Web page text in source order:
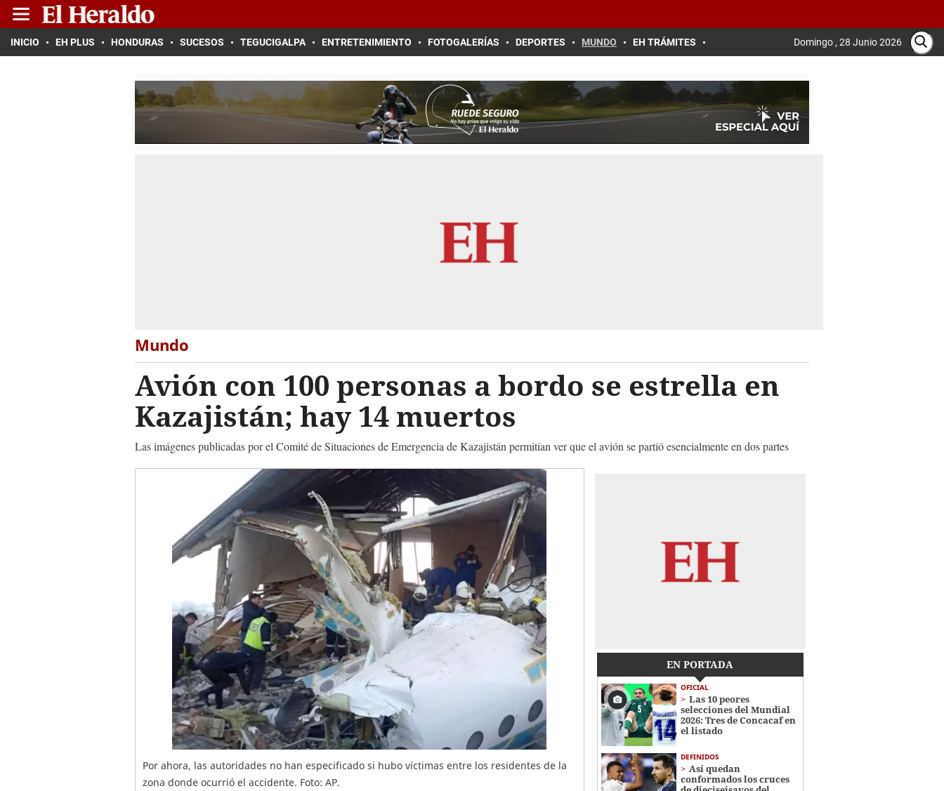
INICIO EH PLUS HONDURAS SUCESOS TEGUCIGALPA ENTRETENIMIENTO FOTOGALERÍAS DEPORTES MUNDO EH TRÁMITES Domingo , 28 Junio 2026
Mundo
Avión con 100 personas a bordo se estrella en
Kazajistán; hay 14 muertos
Las imágenes publicadas por el Comité de Situaciones de Emergencia de Kazajistán permitían ver que el avión se partió esencialmente en dos partes
Por ahora, las autoridades no han especificado si hubo víctimas entre los residentes de la
zona donde ocurrió el accidente. Foto: AP.
EN PORTADA
OFICIAL
Las 10 peores
selecciones del Mundial
2026: Tres de Concacaf en
el listado
DEFINIDOS
Así quedan
conformados los cruces